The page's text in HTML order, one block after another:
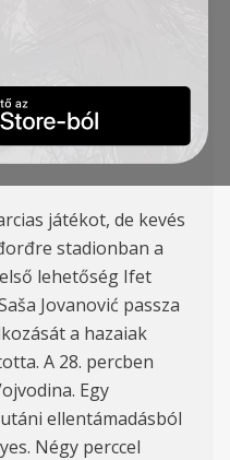
fordulójában
aratott a Vojvodina
játékot, de kevés
stadionban a
lehetőség Ifet
Jovanović passza
a hazaiak
A 28. percben
Egy
ellentámadásból
Négy perccel